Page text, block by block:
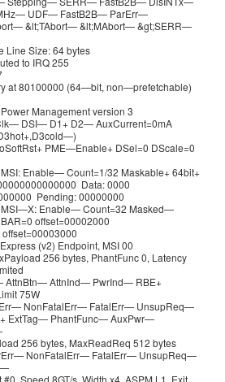
— UDF— FastB2B— ParErr—
—&lt;TAbort—&lt;MAbort—&gt;SERR—
Line Size:64bytes
to IRQ255
at80100000 (64—bit, non—prefetchable)
Power Managementversion 3
— DSI— D1+ D2—AuxCurrent=0mA
+,D3cold—)
+ PME—Enable+ DSel=0 DScale=0
MSI: Enable—Count=1/32 Maskable+64bit+
Data:0000
Pending:00000000
MSI—X: Enable—Count=32 Masked—
BAR=0 offset=00002000
offset=00003000
Express (v2) Endpoint, MSI00
256 bytes, PhantFunc0, Latency
AttnBtn—AttnInd— PwrInd— RBE+
75W
— NonFatalErr— FatalErr— UnsupReq—
+ ExtTag— PhantFunc—AuxPwr—
256 bytes, MaxReadReq 512 bytes
— NonFatalErr— FatalErr— UnsupReq—
—